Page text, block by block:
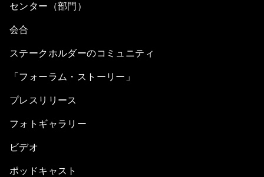
センター（部門）
会合
ステークホルダーのコミュニティ
「フォーラム・ストーリー」
プレスリリース
フォトギャラリー
ビデオ
ポッドキャスト